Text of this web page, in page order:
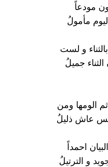
مودعاً
مأمولُ
و لست
جميلُ
الومها ومن
عاش ذليلُ
احمداً
و الترتيلُ